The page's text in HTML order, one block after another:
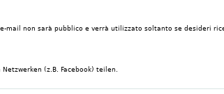
non sarà pubblico e verrà utilizzato soltanto se desideri
(z.B. Facebook) teilen.